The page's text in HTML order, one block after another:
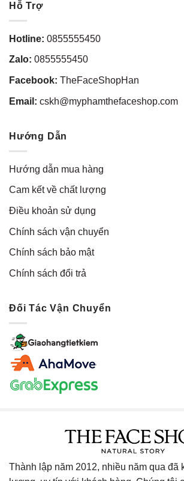
Hỗ Trợ
Hotline: 0855555450
Zalo: 0855555450
Facebook: TheFaceShopHan
Email: cskh@myphamthefaceshop.com
Hướng Dẫn
Hướng dẫn mua hàng
Cam kết về chất lượng
Điều khoản sử dụng
Chính sách vận chuyển
Chính sách bảo mật
Chính sách đổi trả
Đối Tác Vận Chuyển
Thành lập năm 2012, nhiều năm qua đã